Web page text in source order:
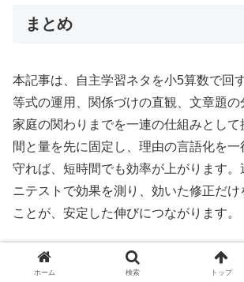
まとめ
本記事は、自主学習ネタを小5算数で回
等式の運用、関係づけの直観、文章題の
家庭の関わりまでを一連の仕組みとし
間と量を先に固定し、理由の言語化を
守れば、短時間でも効率が上がります。
ニテストで効果を測り、効いた修正だ
ことが、安定した伸びにつながります。
代数と関数解法
ホーム 検索 トップ